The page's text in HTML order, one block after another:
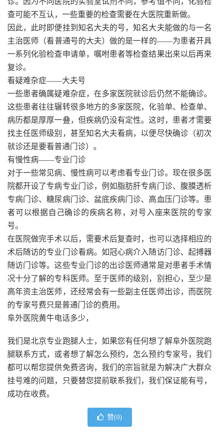
查可能不互认，一些重要的检查需要在大医院重新做。
因此，此时即便挂到知名大夫的号，知名大夫能做的与一名
主治医师（看普通号的大夫）做的是一样的——为患者开具
一系列化验检查申请单，嘱咐患者等检查结果出来以后再来
复诊。
看疑难杂症——大夫号
一些患者确属疑难杂症，在多家医院就诊后仍然不能确诊。
这些患者往往辗转很多地方的多家医院，化验单、检查单、
病历都是厚厚一叠，但疾病仍没有定性。这时，患者才需要
找主任医师级别，甚至知名大夫看病，以便尽快确诊（初次
就诊还是要看普通门诊）。
有慢性病——专业门诊
对于一些常见病、慢性病可以考虑看专业门诊。现在很多医
院都开设了专病专业门诊，例如脂肪肝专病门诊、腹膜透析
专病门诊、糖尿病门诊、盆底疾病门诊、高血压门诊等。患
者可以根据自己确诊的疾病名称，对号入座来医院的专家
号。
在医院做完手术以后，需要术后复查时，也可以选择相应的
术后随访的专业门诊看病。如冠心病介入随访门诊、起搏器
随访门诊等。这些专业门诊的出诊医师通常是对患者手术情
况十分了解的专科医师。至于医师的级别，别担心，至少是
高年资主治医师，还经常会有一些副主任医师出诊，而医院
的专家号费只是普通门诊的费用。
阜外医院黄牛电话多少，
我们是北京专业跑腿人士，如果您有任何想了解阜外医院跑
腿联系方式，或者想了解怎么预约，怎么预约专家号，我们
都可以帮您提供免费咨询，我们的宗旨就是为解决广大群众
挂号难的问题，只要替您提前联系我们，我们保证能有号，
成功在收费。
赞(0)